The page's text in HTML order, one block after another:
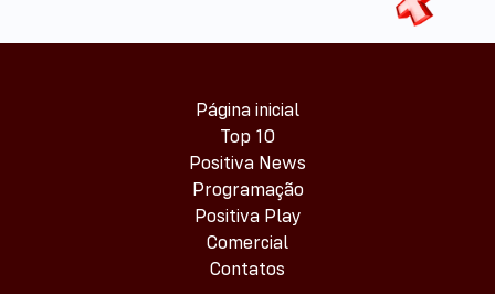
Página inicial
Top 10
Positiva News
Programação
Positiva Play
Comercial
Contatos